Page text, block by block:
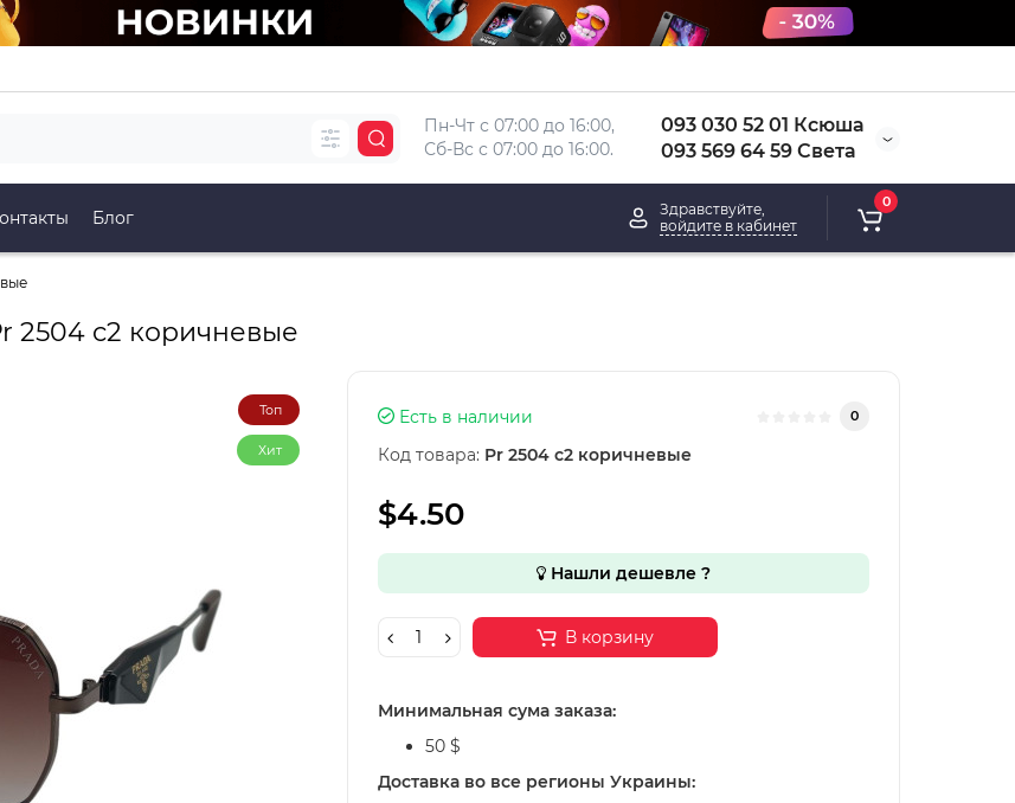
Пн-Чт с 07:00 до 16:00,
Сб-Вс с 07:00 до 16:00.
093 030 52 01 Ксюша
093 569 64 59 Света
Блог
Здравствуйте,
войдите в кабинет
0
2504 c2 коричневые
Топ
Хит
Есть в наличии 0
Код товара: Pr 2504 c2 коричневые
$4.50
Нашли дешевле ?
В корзину
Минимальная сума заказа:
50 $
Доставка во все регионы Украины: